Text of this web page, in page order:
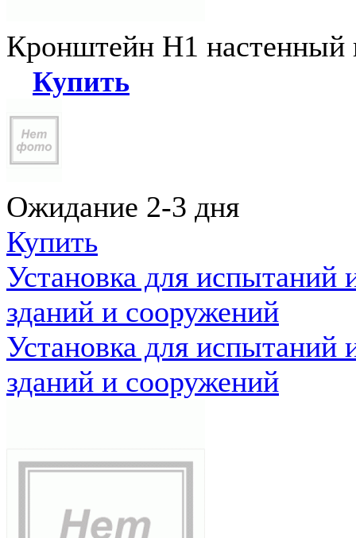
Кронштейн Н1
Купить
Ожидание 2-3 дня
Купить
Установка для испытаний
зданий и сооружений
Установка для испытаний
зданий и сооружений